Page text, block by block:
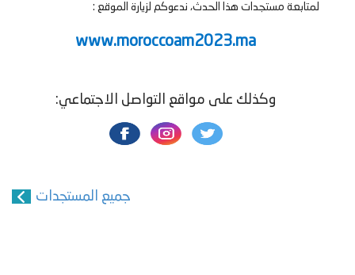
لمتابعة مستجدات هذا الحدث، ندعوكم لزيارة الموقع :
www.moroccoam2023.ma
وكذلك على مواقع التواصل الاجتماعي:
جميع المستجدات